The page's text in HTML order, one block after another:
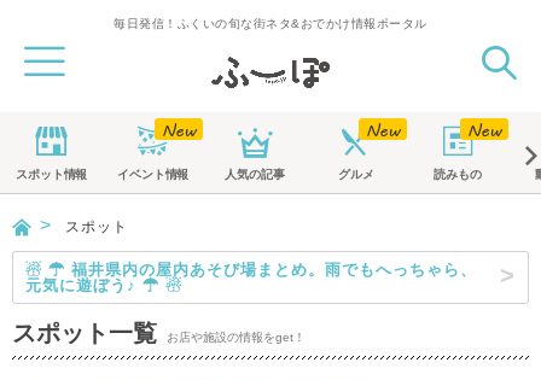
毎日発信！ふくいの旬な街ネタ&おでかけ情報ポータル
スポット情報 イベント情報 人気の記事 グルメ 読みもの
スポット
☃ ☂ 福井県内の屋内あそび場まとめ。雨でもへっちゃら、
元気に遊ぼう♪ ☂ ☃
スポット一覧 お店や施設の情報をget！